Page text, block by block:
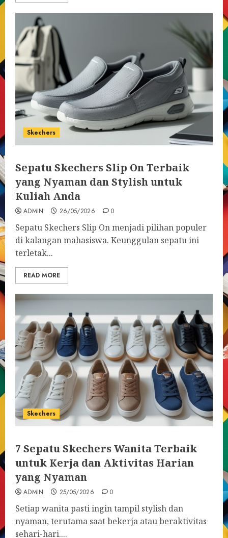
Skechers
Sepatu Skechers Slip On Terbaik
yang Nyaman dan Stylish untuk
Kuliah Anda
ADMIN 26/05/2026 0
Sepatu Skechers Slip On menjadi pilihan populer
di kalangan mahasiswa. Keunggulan sepatu ini
terletak...
READ MORE
Skechers
7 Sepatu Skechers Wanita Terbaik
untuk Kerja dan Aktivitas Harian
yang Nyaman
ADMIN 25/05/2026 0
Setiap wanita pasti ingin tampil stylish dan
nyaman, terutama saat bekerja atau beraktivitas
sehari-hari....